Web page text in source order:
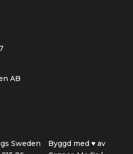
AB
Sweden
Byggd med ♥ av